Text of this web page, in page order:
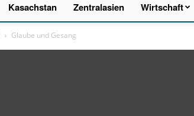
Kasachstan Zentralasien Wirtschaft
Glaube und Gesang